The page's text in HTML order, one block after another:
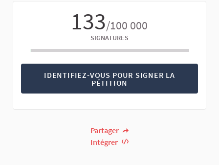
133/100 000
SIGNATURES
IDENTIFIEZ-VOUS POUR SIGNER LA
PÉTITION
Partager
Intégrer